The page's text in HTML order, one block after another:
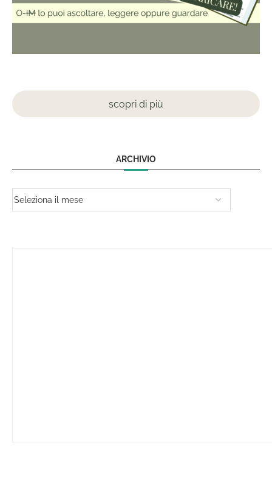
scopri di più
ARCHIVIO